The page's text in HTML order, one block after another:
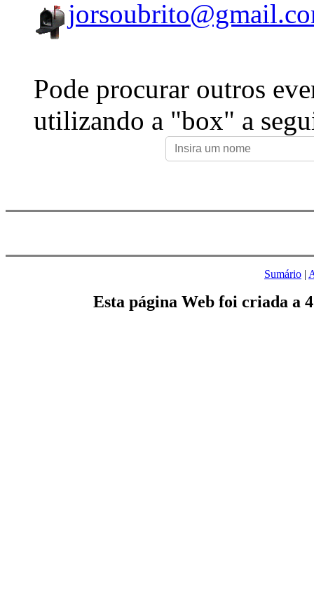
Pode procurar outros
utilizando a "box" a
Sumário |
Esta página Web foi criada a